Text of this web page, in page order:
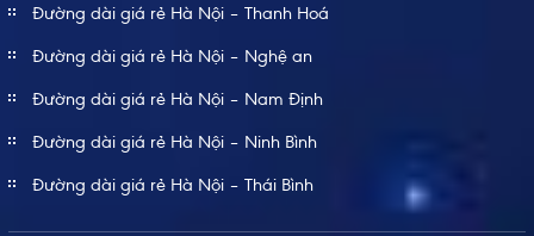
Đường dài giá rẻ Hà Nội – Thanh Hoá
Đường dài giá rẻ Hà Nội – Nghệ an
Đường dài giá rẻ Hà Nội – Nam Định
Đường dài giá rẻ Hà Nội – Ninh Bình
Đường dài giá rẻ Hà Nội – Thái Bình